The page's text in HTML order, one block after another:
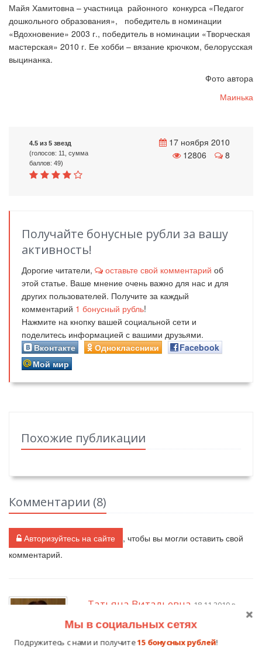
Майя Хамитовна – участница районного конкурса «Педагог
дошкольного образования», победитель в номинации
«Вдохновение» 2003 г., победитель в номинации «Творческая
мастерская» 2010 г. Ее хобби – вязание крючком, белорусская
выцинанка.
Фото автора
Маинька
4.5 из 5 звезд
(голосов: 11, сумма
баллов: 49)
17 ноября 2010
12806
8
Получайте бонусные рубли за вашу
активность!
Дорогие читатели, оставьте свой комментарий об
этой статье. Ваше мнение очень важно для нас и для
других пользователей. Получите за каждый
комментарий 1 бонусный рубль!
Нажмите на кнопку вашей социальной сети и
поделитесь информацией с вашими друзьями.
Вконтакте
Одноклассники
Facebook
Мой мир
Похожие публикации
Комментарии (8)
Авторизуйтесь на сайте
, чтобы вы могли оставить свой
комментарий.
Татьяна Витальевна 18.11.2010 в
16:20
Уважаемая, Майя Хамитовна! Очень
Мы в социальных сетях
Подружитесь с нами и получите15 бонусных рублей!